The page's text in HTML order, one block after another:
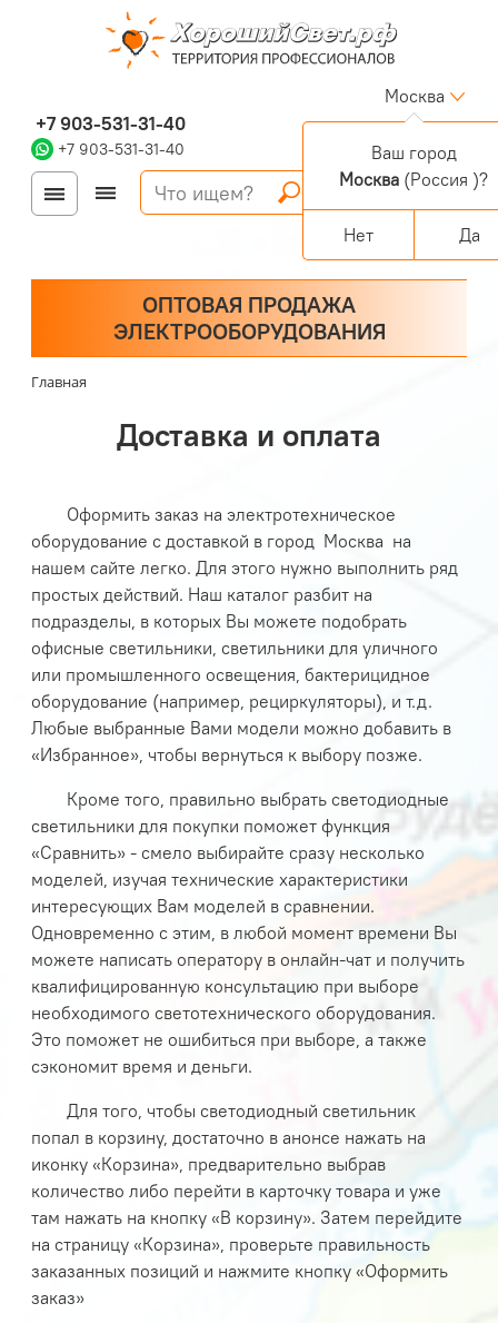
+7 903-531-31-40
+7 903-531-31-40
Москва
Войти
Регистрация
Корзина
0 позиций
Персональный раздел
ОПТОВАЯ ПРОДАЖА
ЭЛЕКТРООБОРУДОВАНИЯ
Главная
Доставка и оплата
Оформить заказ на электротехническое
оборудование с доставкой в город Москва на
нашем сайте легко. Для этого нужно выполнить ряд
простых действий. Наш каталог разбит на
подразделы, в которых Вы можете подобрать
офисные светильники, светильники для уличного
или промышленного освещения, бактерицидное
оборудование (например, рециркуляторы), и т.д.
Любые выбранные Вами модели можно добавить в
«Избранное», чтобы вернуться к выбору позже.
Кроме того, правильно выбрать светодиодные
светильники для покупки поможет функция
«Сравнить» - смело выбирайте сразу несколько
моделей, изучая технические характеристики
интересующих Вам моделей в сравнении.
Одновременно с этим, в любой момент времени Вы
можете написать оператору в онлайн-чат и получить
квалифицированную консультацию при выборе
необходимого светотехнического оборудования.
Это поможет не ошибиться при выборе, а также
сэкономит время и деньги.
Для того, чтобы светодиодный светильник
попал в корзину, достаточно в анонсе нажать на
иконку «Корзина», предварительно выбрав
количество либо перейти в карточку товара и уже
там нажать на кнопку «В корзину». Затем перейдите
на страницу «Корзина», проверьте правильность
заказанных позиций и нажмите кнопку «Оформить
заказ»
Ваш город
Москва (Россия )?
Нет Да